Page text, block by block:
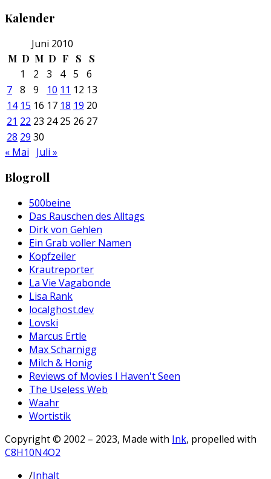
Kalender
Juni 2010
M D M D F S S
1 2 3 4 5
6
7 8 9 10 11 12 13
14 15 16 17 18 19 20
21 22 23 24 25 26 27
28 29 30
« Mai
Juli »
Blogroll
500beine
Das Rauschen des Alltags
Dirk von Gehlen
Ein Grab voller Namen
Kopfzeiler
Krautreporter
La Vie Vagabonde
Lisa Rank
localghost.dev
Lovski
Marcus Ertle
Max Scharnigg
Milch & Honig
Reviews of Movies I Haven't Seen
The Useless Web
Waahr
Wortistik
Copyright © 2002 – 2023, Made with Ink, propelled with
C8H10N4O2
/Inhalt